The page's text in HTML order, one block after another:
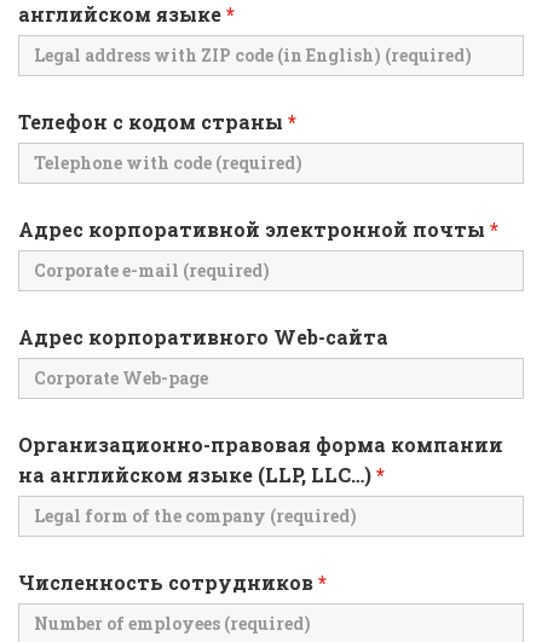
английском языке*
Телефон с кодом страны *
Адрес корпоративной электронной почты *
Адрес корпоративного Web-сайта
Организационно-правовая форма компании
на английском языке (LLP, LLC…)*
Численность сотрудников*